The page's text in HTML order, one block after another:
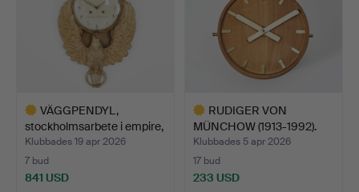
VÄGGPENDYL,
stockholmsarbete i empire,
urt…
Klubbades 19 apr 2026
7 bud
841 USD
RUDIGER VON
MÜNCHOW (1913-1992).
väggur, s…
Klubbades 5 apr 2026
17 bud
233 USD